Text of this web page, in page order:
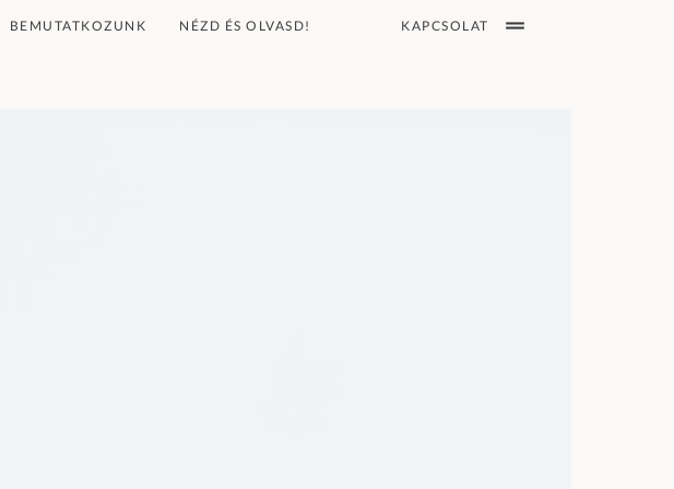
BEMUTATKOZUNK
NÉZD ÉS OLVASD!
KAPCSOLAT